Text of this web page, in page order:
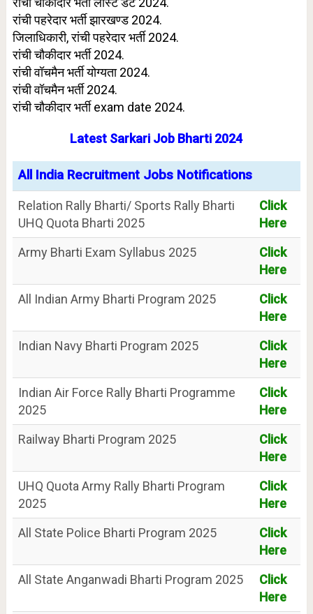
रांची पहरेदार भर्ती झारखण्ड 2024.
जिलाधिकारी, रांची पहरेदार भर्ती 2024.
रांची चौकीदार भर्ती 2024.
रांची वॉचमैन भर्ती योग्यता 2024.
रांची वॉचमैन भर्ती 2024.
रांची चौकीदार भर्ती exam date 2024.
Latest Sarkari Job Bharti 2024
All India Recruitment Jobs Notifications
Relation Rally Bharti/ Sports Rally Bharti
UHQ Quota Bharti 2025
Click
Here
Army Bharti Exam Syllabus 2025
Click
Here
All Indian Army Bharti Program 2025
Click
Here
Indian Navy Bharti Program 2025
Click
Here
Indian Air Force Rally Bharti Programme
2025
Click
Here
Railway Bharti Program 2025
Click
Here
UHQ Quota Army Rally Bharti Program
2025
Click
Here
All State Police Bharti Program 2025
Click
Here
All State Anganwadi Bharti Program 2025
Click
Here